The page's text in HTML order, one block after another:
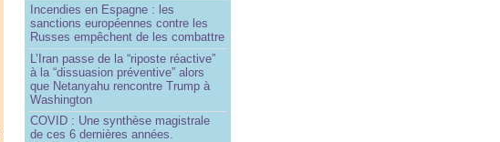
Incendies en Espagne : les
sanctions européennes contre les
Russes empêchent de les combattre
L’Iran passe de la “riposte réactive”
à la “dissuasion préventive” alors
que Netanyahu rencontre Trump à
Washington
COVID : Une synthèse magistrale
de ces 6 dernières années.